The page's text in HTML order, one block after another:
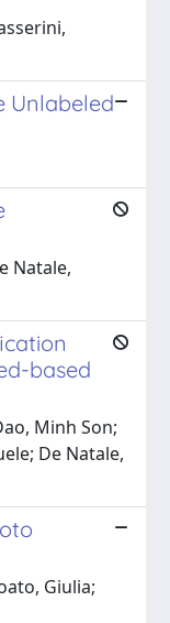
Unlabeled
Natale,
based
Minh Son;
De Natale,
Giulia;